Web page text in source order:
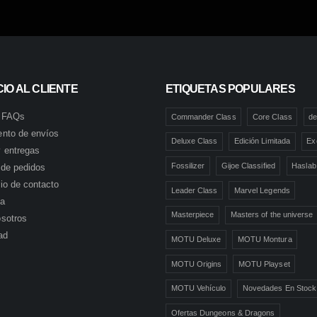
AL CLIENTE
de envíos
pedidos
de contacto
ETIQUETAS POPULARES
Commander Class Core Class
Deluxe Class Edición Limitada
Fossilizer Gijoe Classified Haslab
Leader Class Marvel Legends
Masterpiece Masters of the universe
MOTU Deluxe MOTU Montura
MOTU Origins MOTU Playset
MOTU Vehículo Novedades En Stock
Ofertas Dungeons & Dragons